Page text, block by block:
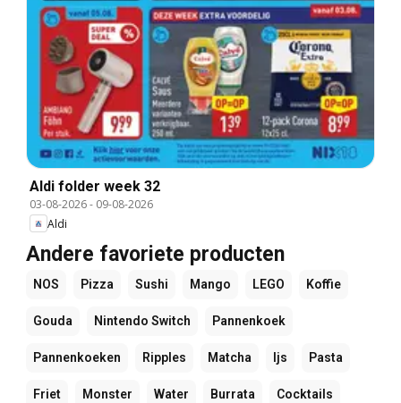
Aldi folder week 32
03-08-2026- 09-08-2026
Aldi
Andere favoriete producten
NOS Pizza Sushi Mango LEGO Koffie
Gouda Nintendo Switch Pannenkoek
Pannenkoeken Ripples Matcha Ijs Pasta
Friet Monster Water Burrata Cocktails